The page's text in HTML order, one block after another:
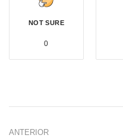
NOT SURE
0
ANTERIOR